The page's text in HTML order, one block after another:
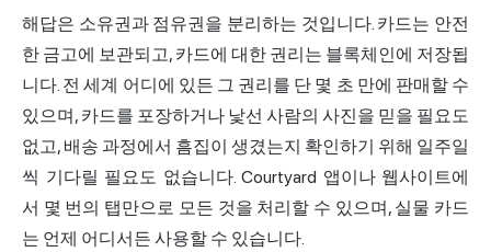
해답은 소유권과 점유권을 분리하는 것입니다. 카드는 안전
한 금고에 보관되고, 카드에 대한 권리는 블록체인에 저장됩
니다. 전 세계 어디에 있든 그 권리를 단 몇 초 만에 판매할 수
있으며, 카드를 포장하거나 낯선 사람의 사진을 믿을 필요도
없고, 배송 과정에서 흠집이 생겼는지 확인하기 위해 일주일
씩 기다릴 필요도 없습니다. Courtyard 앱이나 웹사이트에
서 몇 번의 탭만으로 모든 것을 처리할 수 있으며, 실물 카드
는 언제 어디서든 사용할 수 있습니다.